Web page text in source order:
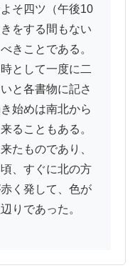
そ四ツ（午後10
をする間もない
きことである。
として一度に二
と各書物に記さ
始めは南北から
ることもある。
たものであり、
、すぐに北の方
く発して、色が
りであった。